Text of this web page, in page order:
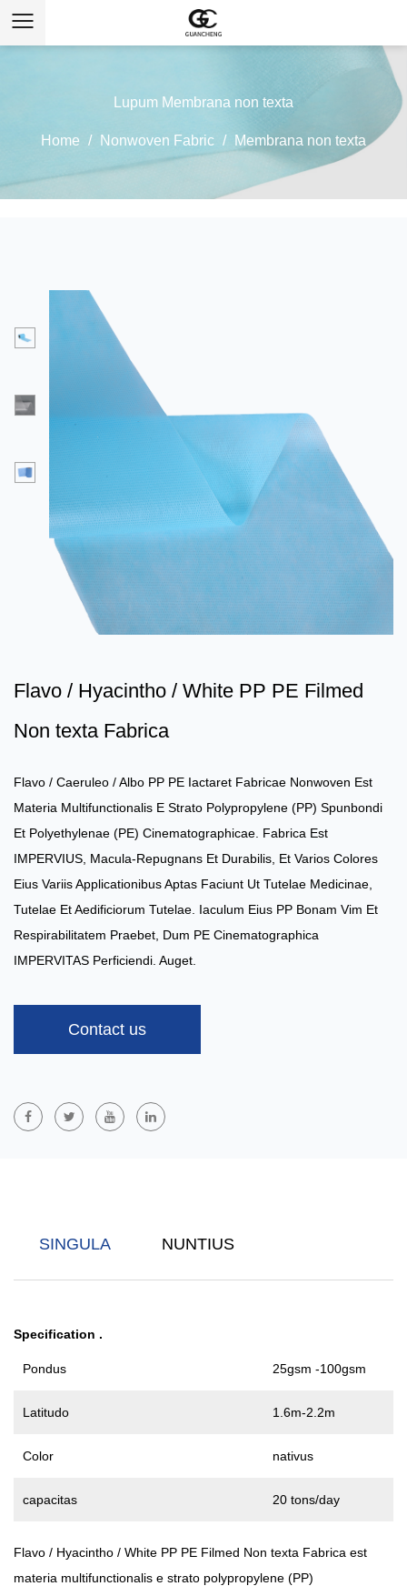
Lupum Membrana non texta
Home / Nonwoven Fabric / Membrana non texta
Flavo / Hyacintho / White PP PE Filmed
Non texta Fabrica
Flavo / Caeruleo / Albo PP PE Iactaret Fabricae Nonwoven Est
Materia Multifunctionalis E Strato Polypropylene (PP) Spunbondi
Et Polyethylenae (PE) Cinematographicae. Fabrica Est
IMPERVIUS, Macula-Repugnans Et Durabilis, Et Varios Colores
Eius Variis Applicationibus Aptas Faciunt Ut Tutelae Medicinae,
Tutelae Et Aedificiorum Tutelae. Iaculum Eius PP Bonam Vim Et
Respirabilitatem Praebet, Dum PE Cinematographica
IMPERVITAS Perficiendi. Auget.
Contact us
SINGULA NUNTIUS
Specification .
Pondus 25gsm -100gsm
Latitudo 1.6m-2.2m
Color nativus
capacitas 20 tons/day
Flavo / Hyacintho / White PP PE Filmed Non texta Fabrica est
materia multifunctionalis e strato polypropylene (PP)